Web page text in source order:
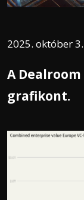
2025. október 3.
A
grafikont.